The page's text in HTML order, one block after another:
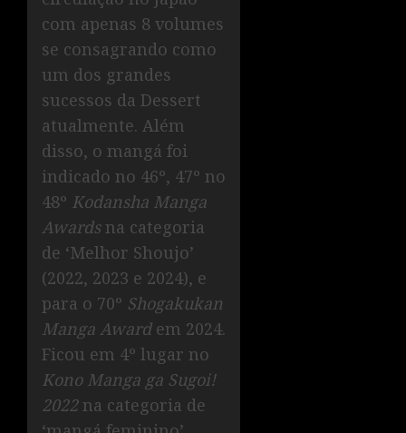
com apenas 8 volumes
se consagrando como
um dos grandes
sucessos da Dessert
atualmente. Além
disso, o mangá foi
indicado no 46º, 47º no
48º Kodansha Manga
Awardsna categoria
de ‘Melhor Shoujo’
(2022, 2023 e 2024), e
para o 70º Shogakukan
Manga Awardem 2024.
Ficou em 4º lugar no
Kono Manga ga Sugoi!
2022na categoria de